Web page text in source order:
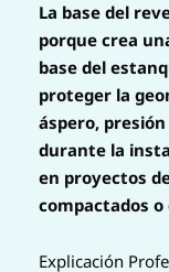
La base del
porque crea
base del
proteger la
áspero,
durante la
en proyectos
compactados
Explicación